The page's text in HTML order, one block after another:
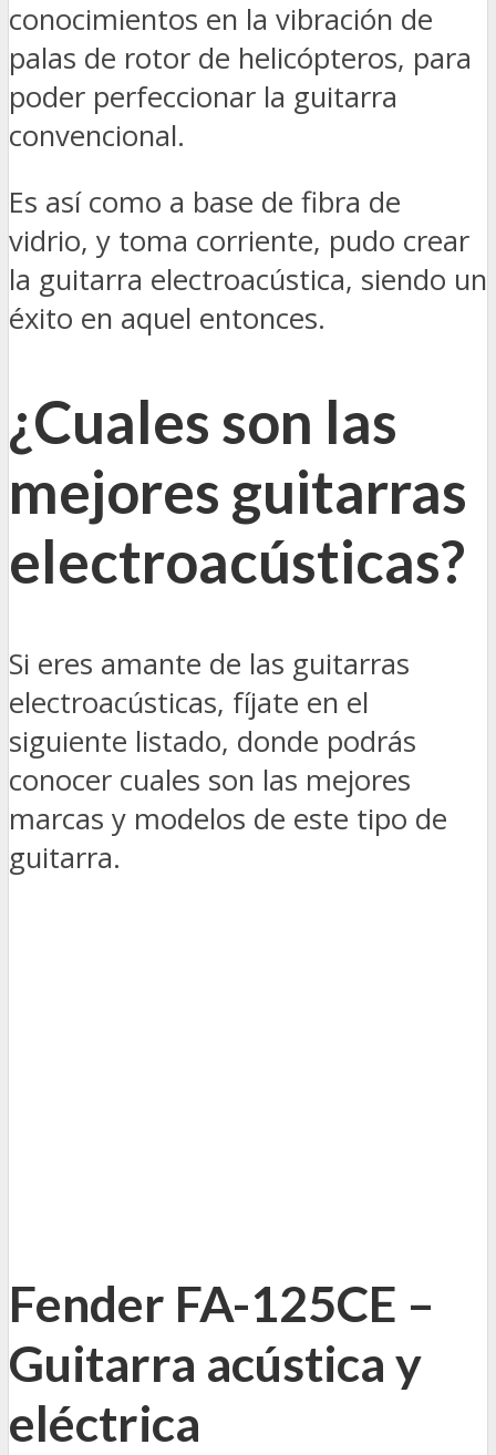
conocimientos en la vibración de
palas de rotor de helicópteros, para
poder perfeccionar la guitarra
convencional.
Es así como a base de fibra de
vidrio, y toma corriente, pudo crear
la guitarra electroacústica, siendo un
éxito en aquel entonces.
¿Cuales son las
mejores guitarras
electroacústicas?
Si eres amante de las guitarras
electroacústicas, fíjate en el
siguiente listado, donde podrás
conocer cuales son las mejores
marcas y modelos de este tipo de
guitarra.
Fender FA-125CE –
Guitarra acústica y
eléctrica